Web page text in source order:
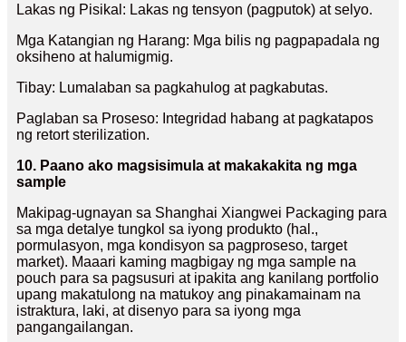
Lakas ng Pisikal: Lakas ng tensyon (pagputok) at selyo.
Mga Katangian ng Harang: Mga bilis ng pagpapadala ng
oksiheno at halumigmig.
Tibay: Lumalaban sa pagkahulog at pagkabutas.
Paglaban sa Proseso: Integridad habang at pagkatapos
ng retort sterilization.
10. Paano ako magsisimula at makakakita ng mga
sample
Makipag-ugnayan sa Shanghai Xiangwei Packaging para
sa mga detalye tungkol sa iyong produkto (hal.,
pormulasyon, mga kondisyon sa pagproseso, target
market). Maaari kaming magbigay ng mga sample na
pouch para sa pagsusuri at ipakita ang kanilang portfolio
upang makatulong na matukoy ang pinakamainam na
istraktura, laki, at disenyo para sa iyong mga
pangangailangan.